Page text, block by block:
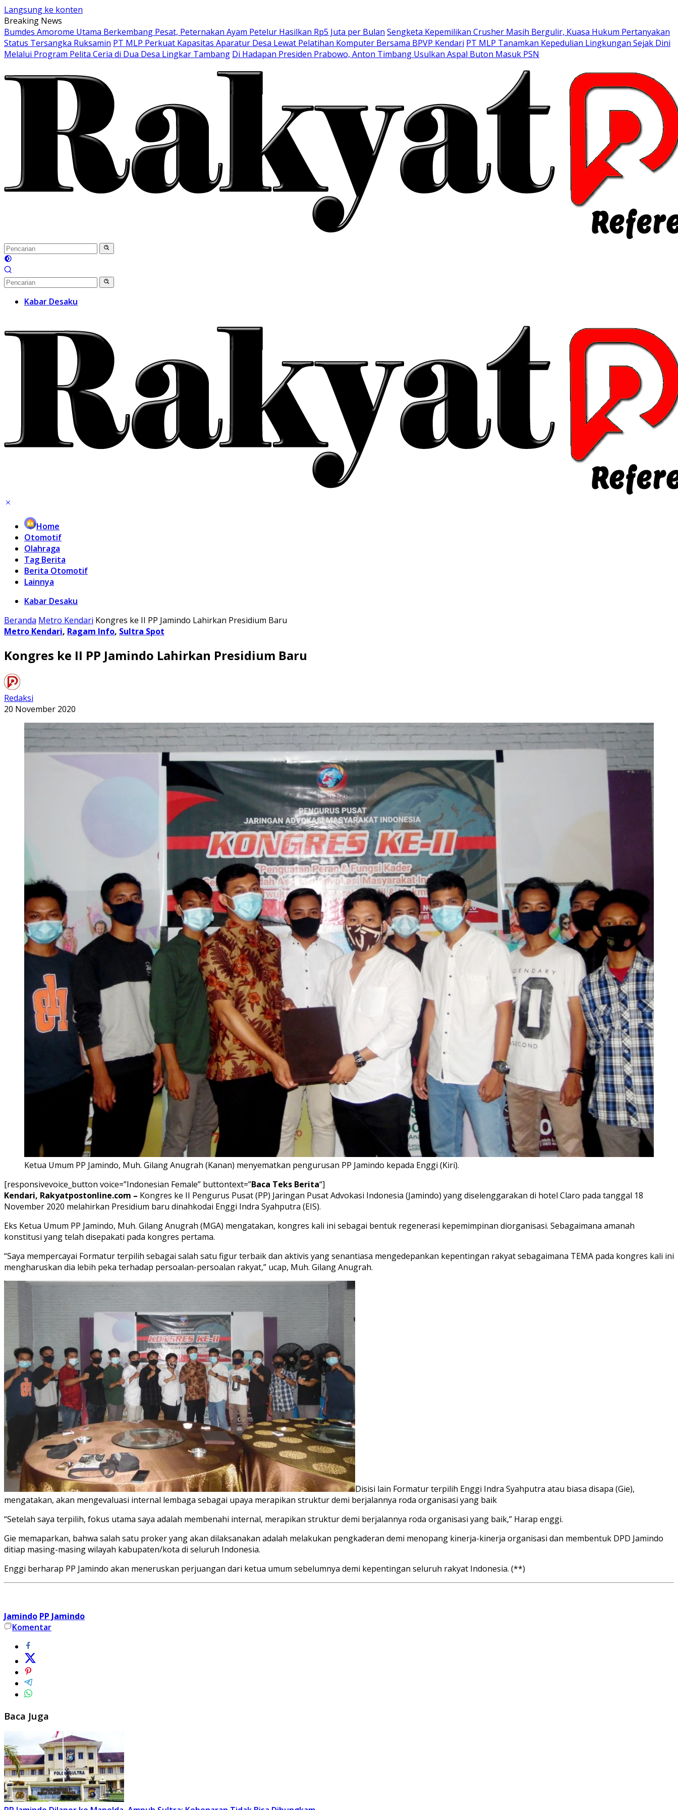
Langsung ke konten
Breaking News
Bumdes Amorome Utama Berkembang Pesat, Peternakan Ayam Petelur Hasilkan Rp5 Juta per Bulan Sengketa Kepemilikan Crusher Masih Bergulir, Kuasa Hukum Pertanyakan
Status Tersangka Ruksamin PT MLP Perkuat Kapasitas Aparatur Desa Lewat Pelatihan Komputer Bersama BPVP Kendari PT MLP Tanamkan Kepedulian Lingkungan Sejak Dini
Melalui Program Pelita Ceria di Dua Desa Lingkar Tambang Di Hadapan Presiden Prabowo, Anton Timbang Usulkan Aspal Buton Masuk PSN
Kabar Desaku
Home
Otomotif
Olahraga
Tag Berita
Berita Otomotif
Lainnya
Kabar Desaku
Beranda Metro Kendari Kongres ke II PP Jamindo Lahirkan Presidium Baru
Metro Kendari, Ragam Info, Sultra Spot
Kongres ke II PP Jamindo Lahirkan Presidium Baru
Redaksi
20 November 2020
Ketua Umum PP Jamindo, Muh. Gilang Anugrah (Kanan) menyematkan pengurusan PP Jamindo kepada Enggi (Kiri).
[responsivevoice_button voice=”Indonesian Female” buttontext=”Baca Teks Berita“]
Kendari, Rakyatpostonline.com – Kongres ke II Pengurus Pusat (PP) Jaringan Pusat Advokasi Indonesia (Jamindo) yang diselenggarakan di hotel Claro pada tanggal 18
November 2020 melahirkan Presidium baru dinahkodai Enggi Indra Syahputra (EIS).
Eks Ketua Umum PP Jamindo, Muh. Gilang Anugrah (MGA) mengatakan, kongres kali ini sebagai bentuk regenerasi kepemimpinan diorganisasi. Sebagaimana amanah
konstitusi yang telah disepakati pada kongres pertama.
“Saya mempercayai Formatur terpilih sebagai salah satu figur terbaik dan aktivis yang senantiasa mengedepankan kepentingan rakyat sebagaimana TEMA pada kongres kali ini
mengharuskan dia lebih peka terhadap persoalan-persoalan rakyat,” ucap, Muh. Gilang Anugrah.
Disisi lain Formatur terpilih Enggi Indra Syahputra atau biasa disapa (Gie),
mengatakan, akan mengevaluasi internal lembaga sebagai upaya merapikan struktur demi berjalannya roda organisasi yang baik
“Setelah saya terpilih, fokus utama saya adalah membenahi internal, merapikan struktur demi berjalannya roda organisasi yang baik,” Harap enggi.
Gie memaparkan, bahwa salah satu proker yang akan dilaksanakan adalah melakukan pengkaderan demi menopang kinerja-kinerja organisasi dan membentuk DPD Jamindo
ditiap masing-masing wilayah kabupaten/kota di seluruh Indonesia.
Enggi berharap PP Jamindo akan meneruskan perjuangan dari ketua umum sebelumnya demi kepentingan seluruh rakyat Indonesia. (**)
Jamindo PP Jamindo
Komentar
Baca Juga